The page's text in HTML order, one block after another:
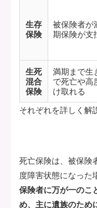
生存
保険
被保険者が
期保険が支
生死
混合
保険
満期まで生
で死亡や高
け取れる
それぞれを詳しく解
死亡保険は、被保険
度障害状態になった
保険者に万が一のこ
め、主に遺族のため